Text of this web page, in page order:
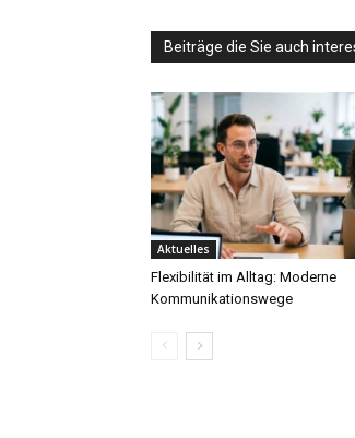
Beiträge die Sie auch
Aktuelles
Flexibilität im Alltag: Moderne
Kommunikationswege